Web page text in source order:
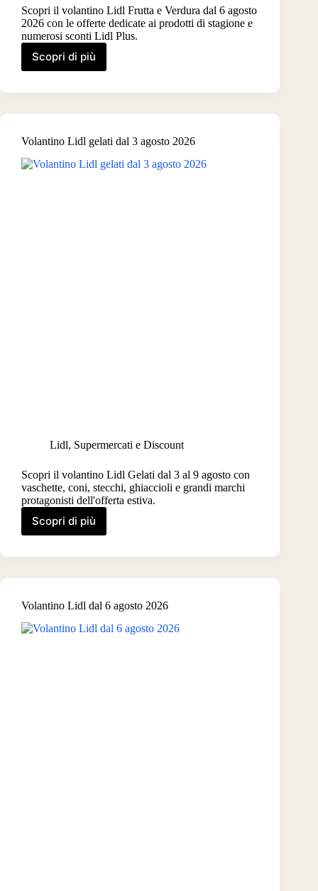
Scopri il volantino Lidl Frutta e Verdura dal 6 agosto
2026 con le offerte dedicate ai prodotti di stagione e
numerosi sconti Lidl Plus.
Scopri di più
Volantino
Lidl
Frutta
verdura
6
agosto
2026
Volantino Lidl gelati dal 3 agosto 2026
Lidl, Supermercati e Discount
Scopri il volantino Lidl Gelati dal 3 al 9 agosto con
vaschette, coni, stecchi, ghiaccioli e grandi marchi
protagonisti dell'offerta estiva.
Scopri di più
Volantino
Lidl
gelati
3
2026
Volantino Lidl dal 6 agosto 2026